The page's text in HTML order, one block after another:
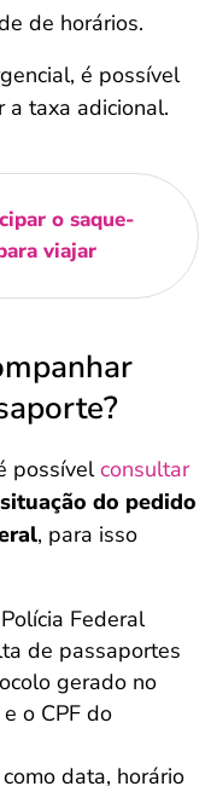
de horários.
é possível
a taxa adicional.
o saque-
viajar
possívelconsultar
do pedido
, para isso
Federal
de passaportes
gerado no
o CPF do
data, horário